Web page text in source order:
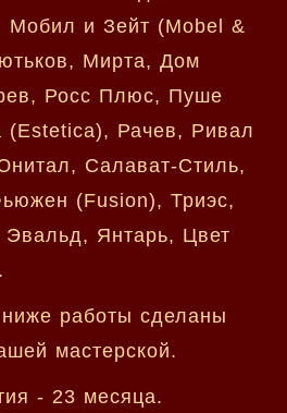
Мобил и Зейт (Mobel &
Мирта, Дом
Росс Плюс, Пуше
(Estetica), Рачев, Ривал
Салават-Стиль,
(Fusion), Триэс,
Янтарь, Цвет
работы сделаны
мастерской.
- 23 месяца.